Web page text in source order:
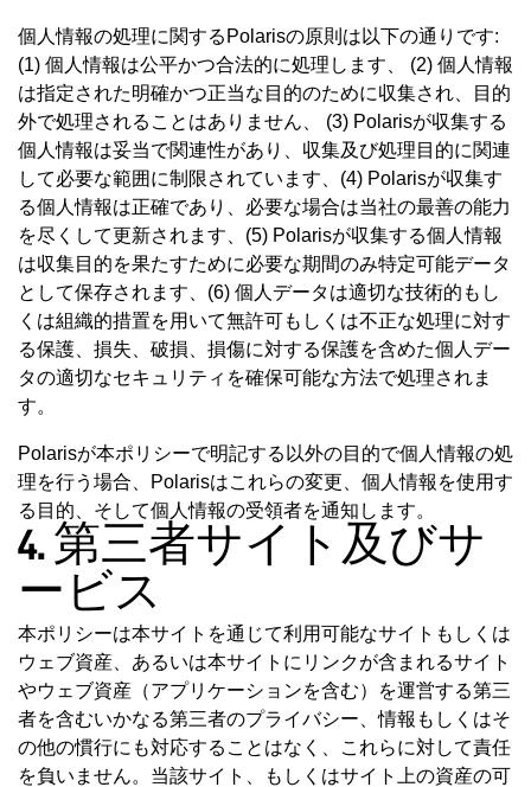
個人情報の処理に関するPolarisの原則は以下の通りです:
(1) 個人情報は公平かつ合法的に処理します、 (2) 個人情報
は指定された明確かつ正当な目的のために収集され、目的
外で処理されることはありません、 (3) Polarisが収集する
個人情報は妥当で関連性があり、収集及び処理目的に関連
して必要な範囲に制限されています、(4) Polarisが収集す
る個人情報は正確であり、必要な場合は当社の最善の能力
を尽くして更新されます、(5) Polarisが収集する個人情報
は収集目的を果たすために必要な期間のみ特定可能データ
として保存されます、(6) 個人データは適切な技術的もし
くは組織的措置を用いて無許可もしくは不正な処理に対す
る保護、損失、破損、損傷に対する保護を含めた個人デー
タの適切なセキュリティを確保可能な方法で処理されま
す。
Polarisが本ポリシーで明記する以外の目的で個人情報の処
理を行う場合、Polarisはこれらの変更、個人情報を使用す
る目的、そして個人情報の受領者を通知します。
4. 第三者サイト及びサ
ービス
本ポリシーは本サイトを通じて利用可能なサイトもしくは
ウェブ資産、あるいは本サイトにリンクが含まれるサイト
やウェブ資産（アプリケーションを含む）を運営する第三
者を含むいかなる第三者のプライバシー、情報もしくはそ
の他の慣行にも対応することはなく、これらに対して責任
を負いません。当該サイト、もしくはサイト上の資産の可